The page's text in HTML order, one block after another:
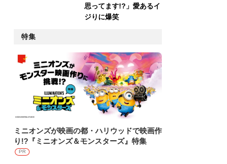
思ってます!?」愛あるイ
ジりに爆笑
特集
ミニオンズが映画の都・ハリウッドで映画作
り!?『ミニオンズ＆モンスターズ』特集
PR